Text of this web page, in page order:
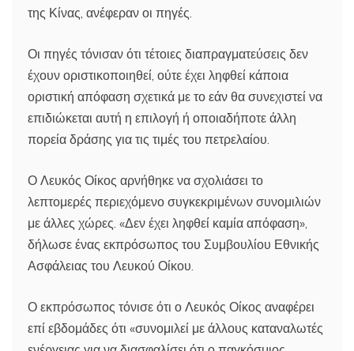
της Κίνας, ανέφεραν οι πηγές.
Οι πηγές τόνισαν ότι τέτοιες διαπραγματεύσεις δεν
έχουν οριστικοποιηθεί, ούτε έχει ληφθεί κάποια
οριστική απόφαση σχετικά με το εάν θα συνεχιστεί να
επιδιώκεται αυτή η επιλογή ή οποιαδήποτε άλλη
πορεία δράσης για τις τιμές του πετρελαίου.
Ο Λευκός Οίκος αρνήθηκε να σχολιάσει το
λεπτομερές περιεχόμενο συγκεκριμένων συνομιλιών
με άλλες χώρες. «Δεν έχει ληφθεί καμία απόφαση»,
δήλωσε ένας εκπρόσωπος του Συμβουλίου Εθνικής
Ασφάλειας του Λευκού Οίκου.
Ο εκπρόσωπος τόνισε ότι ο Λευκός Οίκος αναφέρει
επί εβδομάδες ότι «συνομιλεί με άλλους καταναλωτές